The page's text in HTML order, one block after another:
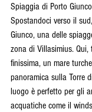
Spiaggia di Porto
Spostandoci verso il
Giunco, una delle
zona di Villasimius.
finissima, un mare
panoramica sulla Torre
luogo è perfetto per gli
acquatiche come il